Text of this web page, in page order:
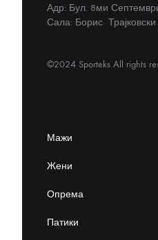
Адр: Бул. 8ми
Сала: Борис Трајковски
©2024 Sporteks All rights
Мажи
Жени
Опрема
Патики